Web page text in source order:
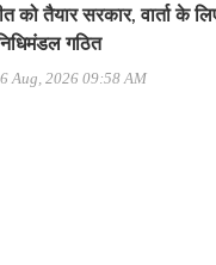
को तैयार सरकार, वार्ता के
गठित
Aug, 2026 09:58 AM